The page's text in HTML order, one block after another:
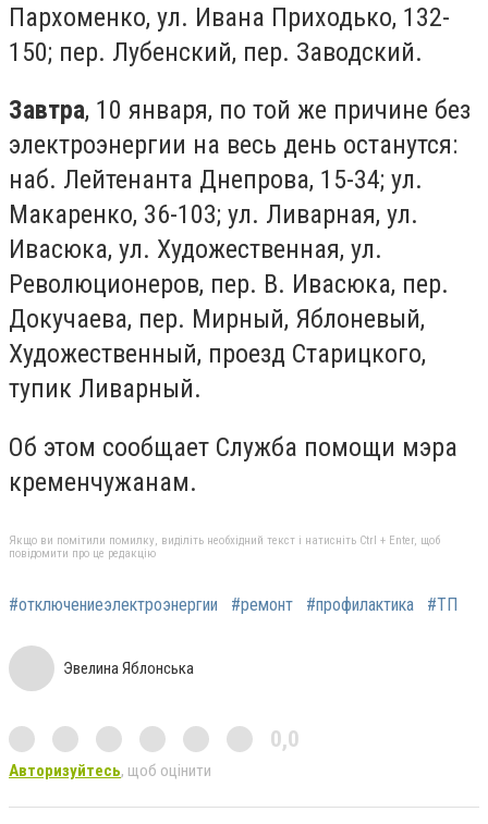
Пархоменко, ул. Ивана Приходько, 132-
150; пер. Лубенский, пер. Заводский.
Завтра, 10 января, по той же причине без
электроэнергии на весь день останутся:
наб. Лейтенанта Днепрова, 15-34; ул.
Макаренко, 36-103; ул. Ливарная, ул.
Ивасюка, ул. Художественная, ул.
Революционеров, пер. В. Ивасюка, пер.
Докучаева, пер. Мирный, Яблоневый,
Художественный, проезд Старицкого,
тупик Ливарный.
Об этом сообщает Служба помощи мэра
кременчужанам.
Якщо ви помітили помилку, виділіть необхідний текст і натисніть Ctrl + Enter, щоб
повідомити про це редакцію
#отключениеэлектроэнергии #ремонт #профилактика #ТП
Эвелина Яблонська
0,0
Авторизуйтесь, щоб оцінити